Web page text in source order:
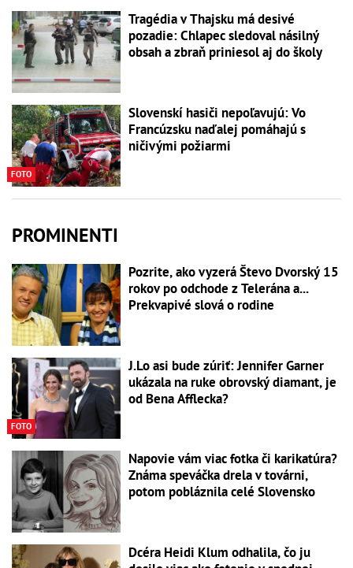
Tragédia v Thajsku má desivé
pozadie: Chlapec sledoval násilný
obsah a zbraň priniesol aj do školy
FOTO
Slovenskí hasiči nepoľavujú: Vo
Francúzsku naďalej pomáhajú s
ničivými požiarmi
PROMINENTI
Pozrite, ako vyzerá Števo Dvorský 15
rokov po odchode z Telerána a...
Prekvapivé slová o rodine
FOTO
J.Lo asi bude zúriť: Jennifer Garner
ukázala na ruke obrovský diamant, je
od Bena Afflecka?
Napovie vám viac fotka či karikatúra?
Známa speváčka drela v továrni,
potom pobláznila celé Slovensko
Dcéra Heidi Klum odhalila, čo ju